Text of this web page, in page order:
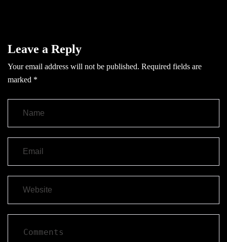
Leave a Reply
Your email address will not be published. Required fields are
marked *